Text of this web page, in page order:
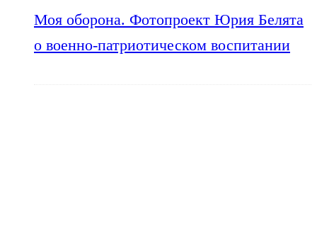
Моя оборона. Фотопроект Юрия Белята
о военно-патриотическом воспитании